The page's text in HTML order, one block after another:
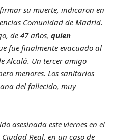
su muerte, indicaron en
Comunidad de Madrid.
de 47 años, quien
fue finalmente evacuado al
Alcalá. Un tercer amigo
menores. Los sanitarios
del fallecido, muy